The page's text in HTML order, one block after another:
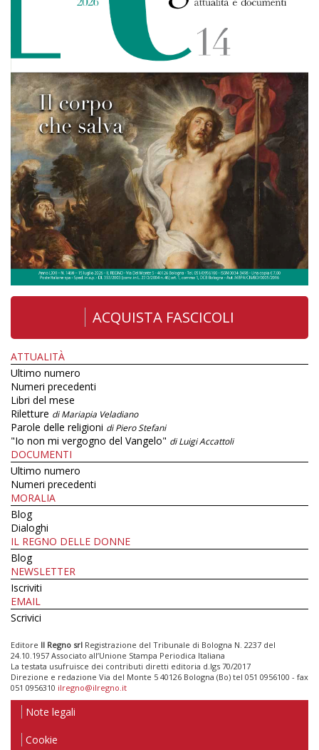
ACQUISTA FASCICOLI
ATTUALITÀ
Ultimo numero
Numeri precedenti
Libri del mese
Riletture di Mariapia Veladiano
Parole delle religioni di Piero Stefani
"Io non mi vergogno del Vangelo" di Luigi Accattoli
DOCUMENTI
Ultimo numero
Numeri precedenti
MORALIA
Blog
Dialoghi
IL REGNO DELLE DONNE
Blog
NEWSLETTER
Iscriviti
EMAIL
Scrivici
Editore Il Regno srl Registrazione del Tribunale di Bologna N. 2237 del
24.10.1957 Associato all’Unione Stampa Periodica Italiana
La testata usufruisce dei contributi diretti editoria d.lgs 70/2017
Direzione e redazione Via del Monte 5 40126 Bologna (Bo) tel 051 0956100 - fax
051 0956310 ilregno@ilregno.it
Note legali
Cookie